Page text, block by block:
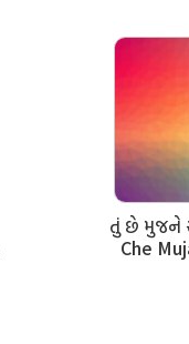
તું છે મુજને
Che